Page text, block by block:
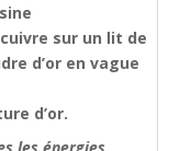
sur un lit de
d’or en vague
d’or.
les énergies